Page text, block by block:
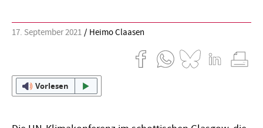
17. September 2021 Heimo Claasen
Vorlesen